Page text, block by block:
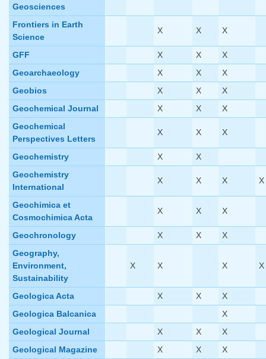
Geosciences
Frontiers in Earth
Science
X X X
GFF X X
X
Geoarchaeology
X X
X
Geobios
X X
X
Geochemical Journal
X X
X
Geochemical
Perspectives Letters
X X X
Geochemistry X
X
Geochemistry
International
X X X X
Geochimica et
Cosmochimica Acta
X X X
Geochronology X X
X
Geography,
Environment,
Sustainability
X X X X
Geologica Acta X X
X
Geologica Balcanica
X
Geological Journal
X X
X
Geological Magazine
X X
X